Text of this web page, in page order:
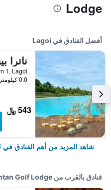
Lodge
أفضل الفنادق في Lagoi
0.0 كيلومتر عن وسط المدينة
543 ﷼
شاهد المزيد من أهم الفنادق في Lagoi
فنادق بالقرب من Ria Bintan Golf Lodge